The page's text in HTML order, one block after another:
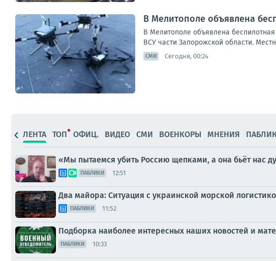
В Мелитополе объявлена
В Мелитополе объявлена
ВСУ части Запорожской области.
СМИ Сегодня, 00:24
ЛЕНТА ТОП ОФИЦ. ВИДЕО СМИ ВОЕНКОРЫ МНЕНИЯ
«Мы пытаемся убить Россию щепками, а она бьёт нас
ПАБЛИКИ 12:51
Два майора: Ситуация с украинской морской
ПАБЛИКИ 11:52
Подборка наиболее интересных наших новостей и
ПАБЛИКИ 10:33